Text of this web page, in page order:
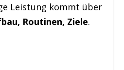
Leistung kommt über
Routinen, Ziele.